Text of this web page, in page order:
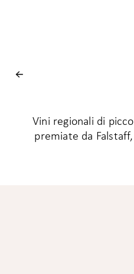
Vini regionali di
premiate da